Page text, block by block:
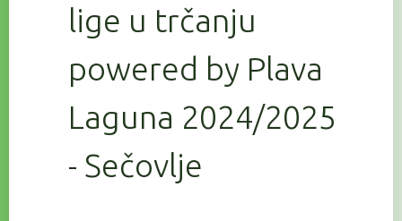
lige u trčanju
powered by Plava
Laguna 2024/2025
- Sečovlje